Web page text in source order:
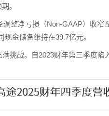
。
整净亏损（Non-GAAP）收窄
金储备维持在39.7亿元。
挑战。自2023财年第三季度